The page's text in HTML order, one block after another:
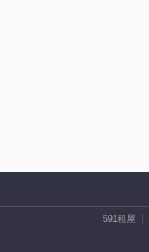
591租屋